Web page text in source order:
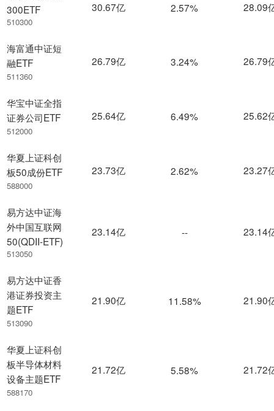
300ETF
510300
海富通中证短
融ETF
511360
华宝中证全指
证券公司ETF
512000
华夏上证科创
板50成份ETF
588000
易方达中证海
外中国互联网
50(QDII-ETF)
513050
易方达中证香
港证券投资主
题ETF
513090
华夏上证科创
板半导体材料
设备主题ETF
588170
30.67亿 2.57% 28.09
26.79亿 3.24% 26.79
25.64亿 6.49% 25.62
23.73亿 2.62% 23.27
23.14亿 -- 23.14
21.90亿 11.58% 21.90
21.72亿 5.58% 21.72